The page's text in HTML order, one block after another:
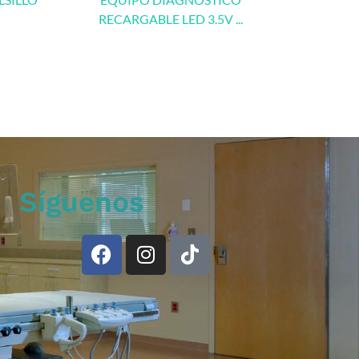
RECARGABLE LED 3.5V ...
Síguenos